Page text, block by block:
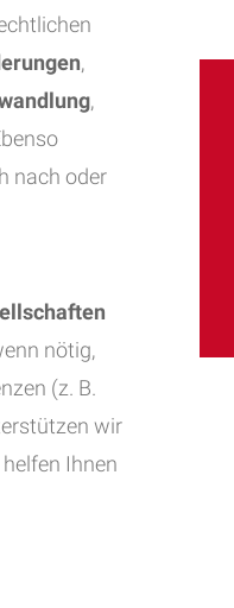
,
,
nach oder
nötig,
(z. B.
wir
Ihnen